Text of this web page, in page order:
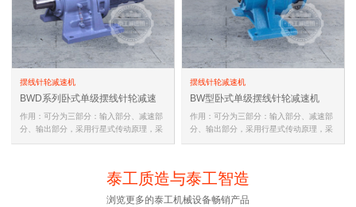
摆线针轮减速机
BWD系列卧式单级摆线针轮减速
机
作用：可分为三部分：输入部分、减速部
分、输出部分，采用行星式传动原理，采
摆线针轮减速机
BW型卧式单级摆线针轮减速机
作用：可分为三部分：输入部分、减速部
分、输出部分，采用行星式传动原理，采
泰工质造与泰工智造
浏览更多的泰工机械设备畅销产品